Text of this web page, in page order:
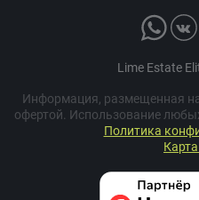
Lime Estate
Информация, размещенная на
офертой. Использование
Политика